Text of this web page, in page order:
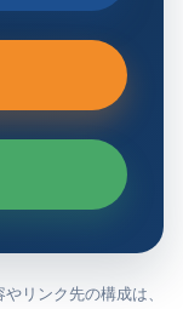
リンク先の構成は、